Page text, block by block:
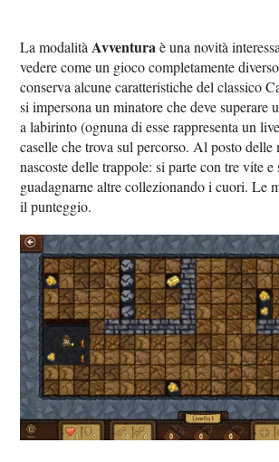
La modalitàAvventuraè una novità
vedere come un gioco completamente
conserva alcune caratteristiche del classico
si impersona un minatore che deve superare
a labirinto (ognuna di esse rappresenta un
caselle che trova sul percorso. Al posto delle
nascoste delle trappole: si parte con tre vite e
guadagnarne altre collezionando i cuori. Le
il punteggio.